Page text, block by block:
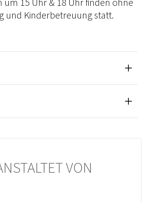
und Kinderbetreuung statt.
VON